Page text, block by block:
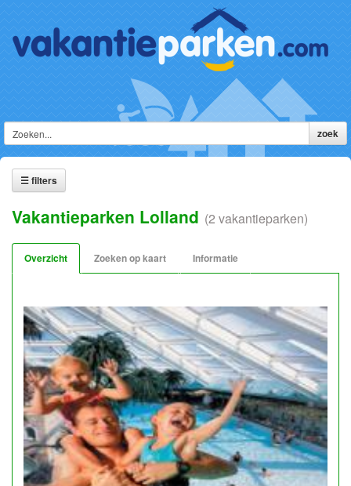
☰ filters
Vakantieparken Lolland (2 vakantieparken)
Overzicht Zoeken op kaart Informatie